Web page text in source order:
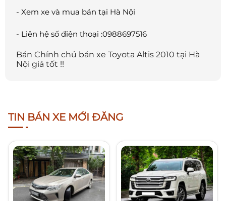
- Xem xe và mua bán tại Hà Nội
- Liên hệ số điện thoại :0988697516
Bán Chính chủ bán xe Toyota Altis 2010 tại Hà
Nội giá tốt !!
TIN BÁN XE MỚI ĐĂNG